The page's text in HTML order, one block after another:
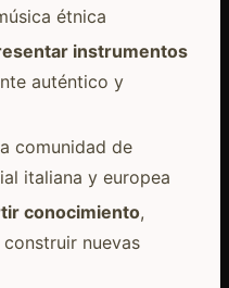
étnica
instrumentos
auténtico y
comunidad de
italiana y europea
conocimiento,
nuevas